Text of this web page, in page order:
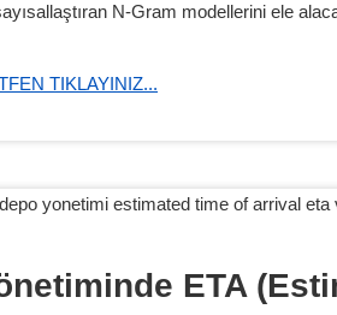
N-Gram modellerini ele
TIKLAYINIZ...
ETA